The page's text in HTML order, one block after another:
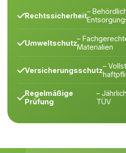
Rechtssicherheit–
Umweltschutz–
Materialien
Versicherungsschutz–
Regelmäßige
Prüfung
–
TÜV